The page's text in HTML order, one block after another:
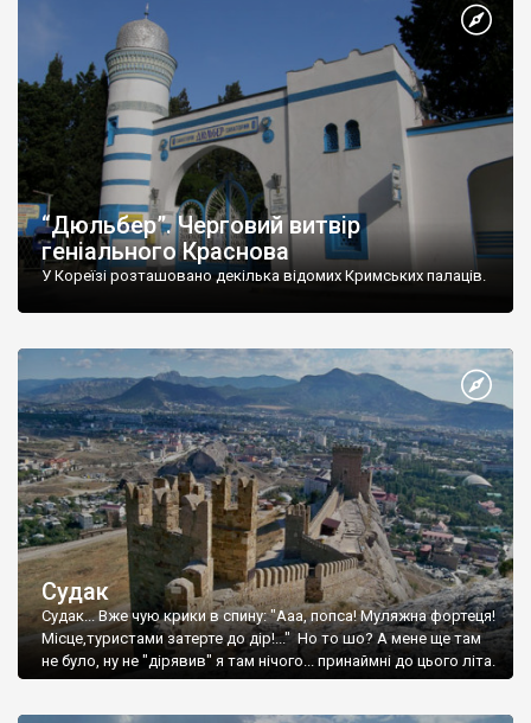
“Дюльбер”. Черговий витвір
геніального Краснова
У Кореїзі розташовано декілька відомих Кримських палаців.
Судак
Судак... Вже чую крики в спину: "Ааа, попса! Муляжна фортеця!
Місце,туристами затерте до дір!..." Но то шо? А мене ще там
не було, ну не "дірявив" я там нічого... принаймні до цього літа.